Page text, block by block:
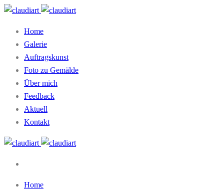
Home
Galerie
Auftragskunst
Foto zu Gemälde
Über mich
Feedback
Aktuell
Kontakt
Home